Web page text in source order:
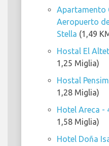
Apartamento
Aeropuerto
Stella (1,49
Hostal El
1,25 Miglia)
Hostal
1,28 Miglia)
Hotel Areca -
1,58 Miglia)
Hotel Doña